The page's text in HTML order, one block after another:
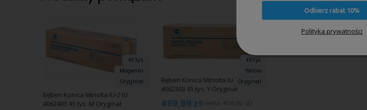
45 tys.
Magenta
Oryginał
Bęben Konica Minolta IU-210
4062403 45 tys. M Oryginał
45 tys.
Yellow
Oryginał
Bęben Konica Minolta IU-210
4062303 45 tys. Y Oryginał
499,99 zł(netto: 406,50 zł
Odbierz rabat 10%
Polityka prywatności